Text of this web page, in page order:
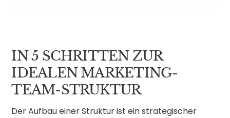
IN 5 SCHRITTEN ZUR
IDEALEN MARKETING-
TEAM-STRUKTUR
Der Aufbau einer Struktur ist ein strategischer